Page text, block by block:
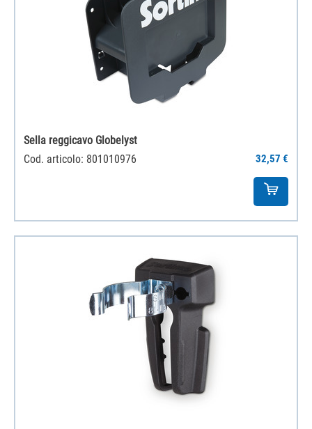
Sella reggicavo Globelyst
Cod. articolo: 801010976
32,57 €